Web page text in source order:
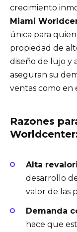
crecimiento
Miami
única para
propiedad de
diseño de lujo y
aseguran su
ventas como en
Razones
Alta
desarrollo
valor de las
Demanda
hace que